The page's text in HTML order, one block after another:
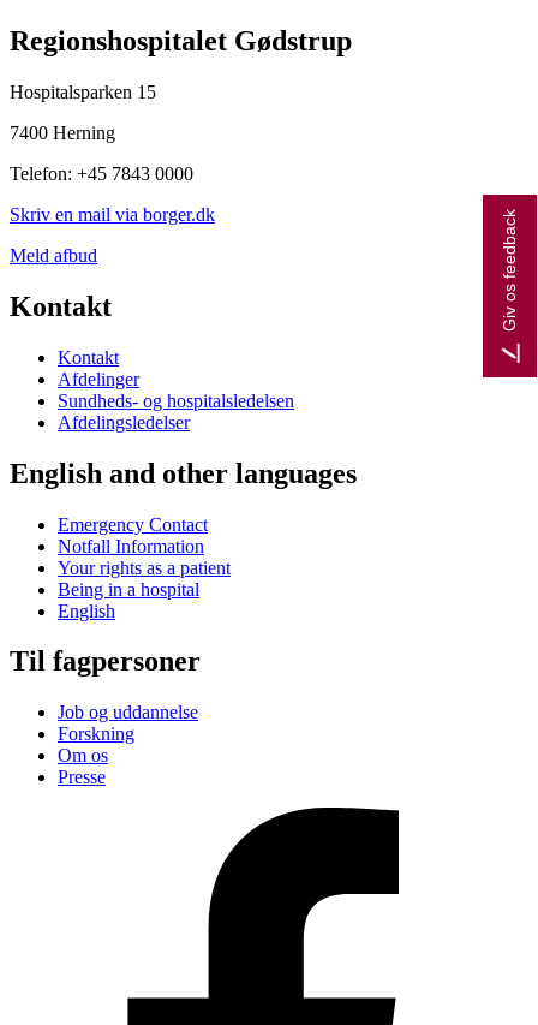
Regionshospitalet Gødstrup
Hospitalsparken 15
7400 Herning
Telefon: +45 7843 0000
Skriv en mail via borger.dk
Meld afbud
Kontakt
Kontakt
Afdelinger
Sundheds- og hospitalsledelsen
Afdelingsledelser
English and other languages
Emergency Contact
Notfall Information
Your rights as a patient
Being in a hospital
English
Til fagpersoner
Job og uddannelse
Forskning
Om os
Presse
Giv os feedback